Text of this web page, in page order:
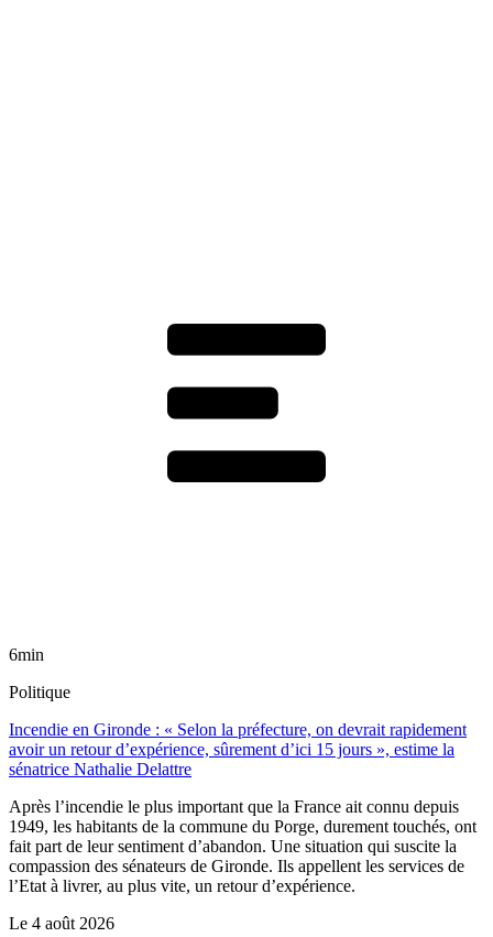
6min
Politique
Incendie en Gironde : « Selon la préfecture, on devrait rapidement
avoir un retour d’expérience, sûrement d’ici 15 jours », estime la
sénatrice Nathalie Delattre
Après l’incendie le plus important que la France ait connu depuis
1949, les habitants de la commune du Porge, durement touchés, ont
fait part de leur sentiment d’abandon. Une situation qui suscite la
compassion des sénateurs de Gironde. Ils appellent les services de
l’Etat à livrer, au plus vite, un retour d’expérience.
Le 4 août 2026